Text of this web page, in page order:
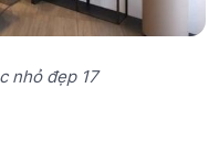
nhỏ đẹp 17